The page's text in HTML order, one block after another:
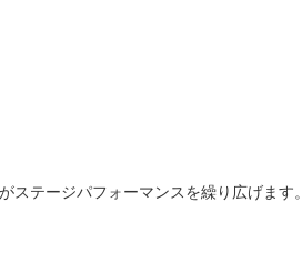
テージパフォーマンスを繰り広げます。